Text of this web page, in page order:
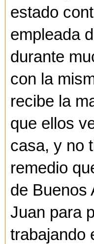
estado
empleada
durante
con la
recibe la
que ellos
casa, y no
remedio
de Buenos
Juan para
trabajando